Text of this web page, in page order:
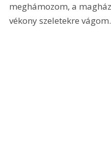
meghámozom, a
vékony szeletekre vágom.